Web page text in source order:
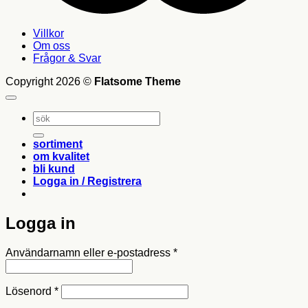
Villkor
Om oss
Frågor & Svar
Copyright 2026 © Flatsome Theme
Sök
efter:
sortiment
om kvalitet
bli kund
Logga in / Registrera
Logga in
Användarnamn eller e-postadress *Obligatoriskt
Lösenord *Obligatoriskt